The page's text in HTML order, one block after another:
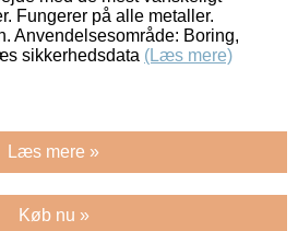
Fungerer på alle metaller.
Anvendelsesområde: Boring,
sikkerhedsdata (Læs mere)
Læs mere »
Køb nu »